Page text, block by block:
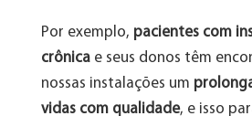
Por exemplo, pacientes com
crônicae seus donos têm
nossas instalações um
vidas com qualidade, e isso